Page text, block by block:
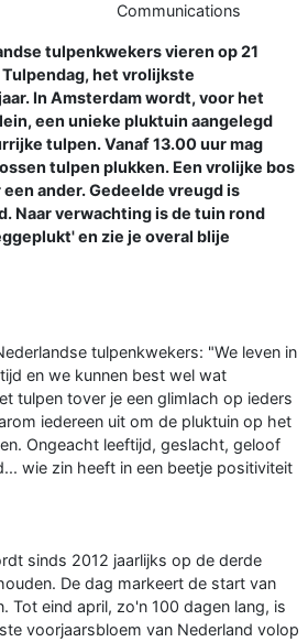
Communications
tulpenkwekers vieren op 21
het vrolijkste
In Amsterdam wordt, voor het
een unieke pluktuin aangelegd
tulpen. Vanaf 13.00 uur mag
tulpen plukken. Een vrolijke bos
ander. Gedeelde vreugd is
Naar verwachting is de tuin rond
en zie je overal blije
tulpenkwekers: "We leven in
en we kunnen best wel wat
tulpen tover je een glimlach op ieders
iedereen uit om de pluktuin op het
Ongeacht leeftijd, geslacht, geloof
wie zin heeft in een beetje positiviteit
sinds 2012 jaarlijks op de derde
De dag markeert de start van
Tot eind april, zo'n 100 dagen lang, is
voorjaarsbloem van Nederland volop